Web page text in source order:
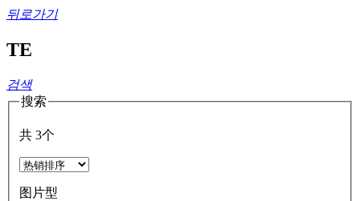
뒤로가기
TE
검색
搜索
共 3个
图片型